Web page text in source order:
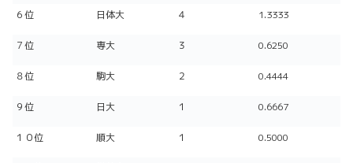
６位 日体大 ４ 1.3333
７位 専大 ３ 0.6250
８位 駒大 ２ 0.4444
９位 日大 １ 0.6667
１０位 順大 １ 0.5000